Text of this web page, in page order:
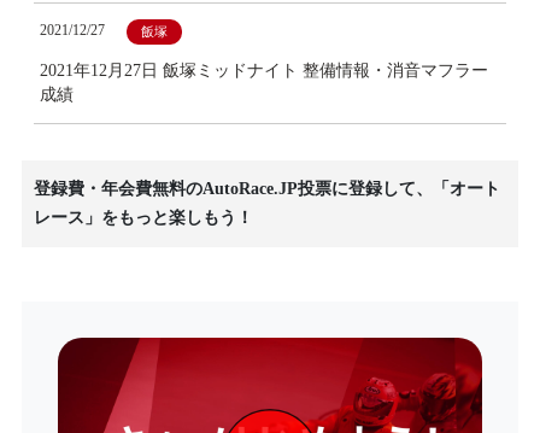
2021/12/27 飯塚
2021年12月27日 飯塚ミッドナイト 整備情報・消音マフラー
成績
登録費・年会費無料のAutoRace.JP投票に登録して、「オート
レース」をもっと楽しもう！